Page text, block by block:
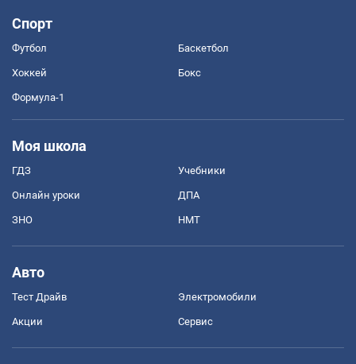
Спорт
Футбол Баскетбол
Хоккей Бокс
Формула-1
Моя школа
ГДЗ Учебники
Онлайн уроки ДПА
ЗНО НМТ
Авто
Тест Драйв Электромобили
Акции Сервис